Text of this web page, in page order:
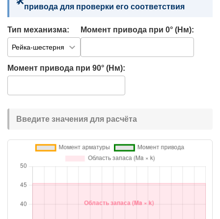
привода для проверки его соответствия
Тип механизма: Момент привода при 0° (Нм):
Момент привода при 90° (Нм):
Введите значения для расчёта